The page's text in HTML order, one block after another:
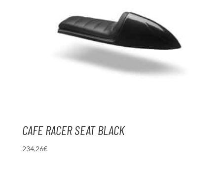
CAFE RACER SEAT BLACK
234,26€